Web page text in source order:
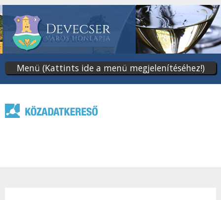
tartalomra
Menü (Kattints ide a menü megjelenítéséhez!)